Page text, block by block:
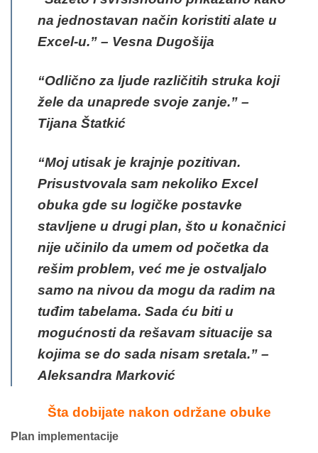
na jednostavan način koristiti alate u
Excel-u.” – Vesna Dugošija
“Odlično za ljude različitih struka koji
žele da unaprede svoje zanje.” –
Tijana Štatkić
“Moj utisak je krajnje pozitivan.
Prisustvovala sam nekoliko Excel
obuka gde su logičke postavke
stavljene u drugi plan, što u konačnici
nije učinilo da umem od početka da
rešim problem, već me je ostvaljalo
samo na nivou da mogu da radim na
tuđim tabelama. Sada ću biti u
mogućnosti da rešavam situacije sa
kojima se do sada nisam sretala.” –
Aleksandra Marković
Šta dobijate nakon održane obuke
Plan implementacije